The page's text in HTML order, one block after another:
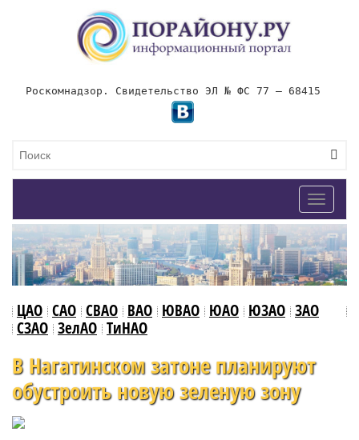
Роскомнадзор. Свидетельство ЭЛ № ФС 77 – 68415
Toggle
ЦАО САО СВАО ВАО ЮВАО ЮАО ЮЗАО ЗАО
СЗАО ЗелАО ТиНАО
В Нагатинском затоне планируют
обустроить новую зеленую зону